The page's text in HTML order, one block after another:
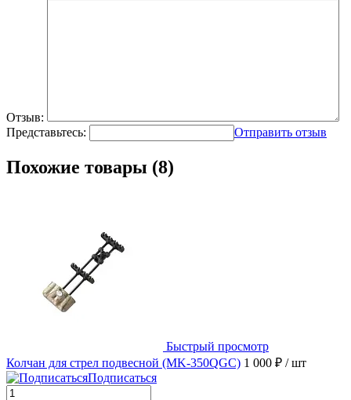
Отзыв:
Представьтесь:
Отправить отзыв
Похожие товары (8)
Быстрый просмотр
Колчан для стрел подвесной (MK-350QGC) 1 000 ₽ / шт
Подписаться